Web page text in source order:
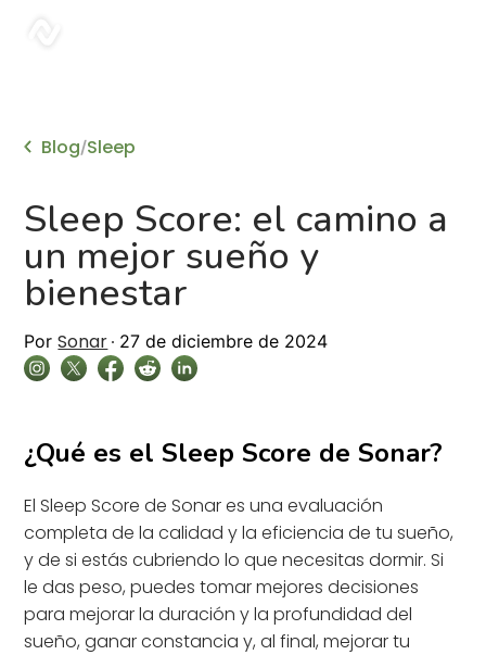
Blog/Sleep
Sleep Score: el camino a
un mejor sueño y
bienestar
Por Sonar 27 de diciembre de 2024
¿Qué es el Sleep Score de Sonar?
El Sleep Score de Sonar es una evaluación
completa de la calidad y la eficiencia de tu sueño,
y de si estás cubriendo lo que necesitas dormir. Si
le das peso, puedes tomar mejores decisiones
para mejorar la duración y la profundidad del
sueño, ganar constancia y, al final, mejorar tu